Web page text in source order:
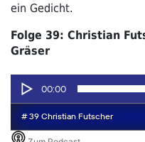
ein Gedicht.
Folge 39: Christian
Gräser